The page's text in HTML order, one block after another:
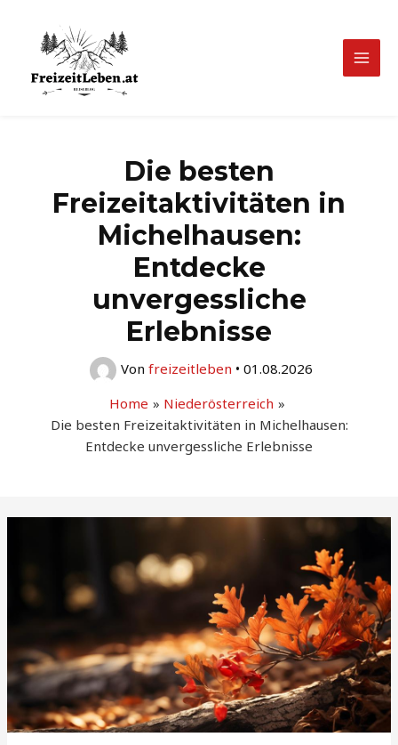
springen
Main
Die besten
Freizeitaktivitäten in
Michelhausen:
Entdecke
unvergessliche
Erlebnisse
Von freizeitleben • 01.08.2026
Home
Niederösterreich
Die besten Freizeitaktivitäten in Michelhausen:
Entdecke unvergessliche Erlebnisse